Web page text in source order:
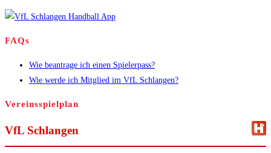
FAQs
Wie beantrage ich einen Spielerpass?
Wie werde ich Mitglied im VfL Schlangen?
Vereinsspielplan
VfL Schlangen